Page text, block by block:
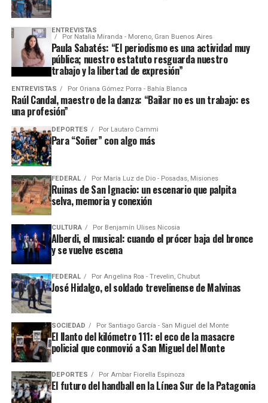
ENTREVISTAS
Por Natalia Miranda - Moreno, Gran Buenos Aires
Paula Sabatés: “El periodismo es una actividad muy
pública; nuestro estatuto resguarda nuestro
trabajo y la libertad de expresión”
ENTREVISTAS Por Oriana Gómez Porra - Bahía Blanca
Raúl Candal, maestro de la danza: “Bailar no es un trabajo: es
una profesión”
DEPORTES Por Lautaro Cammi
Para “Soñer” con algo más
FEDERAL Por María Luz de Dio - Posadas, Misiones
Ruinas de San Ignacio: un escenario que palpita
selva, memoria y conexión
CULTURA Por Benjamín Ulises Nicosia
Alberdi, el musical: cuando el prócer baja del bronce
y se vuelve escena
FEDERAL Por Angelina Roa - Trevelin, Chubut
José Hidalgo, el soldado trevelinense de Malvinas
SOCIEDAD Por Santiago García - San Miguel del Monte
El llanto del kilómetro 111: el eco de la masacre
policial que conmovió a San Miguel del Monte
DEPORTES Por Ambar Fiorella Espinoza
El futuro del handball en la Línea Sur de la Patagonia